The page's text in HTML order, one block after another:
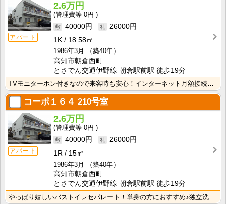
アパート
2.6万円
0円
40000円
26000円
1K
18.58㎡
1986年3月
（築40年）
高知市朝倉西町
とさでん交通伊野線 朝倉駅前駅 徒歩19分
コーポ１６４ 210号室
アパート
2.6万円
0円
40000円
26000円
1R
15㎡
1986年3月
（築40年）
高知市朝倉西町
とさでん交通伊野線 朝倉駅前駅 徒歩19分